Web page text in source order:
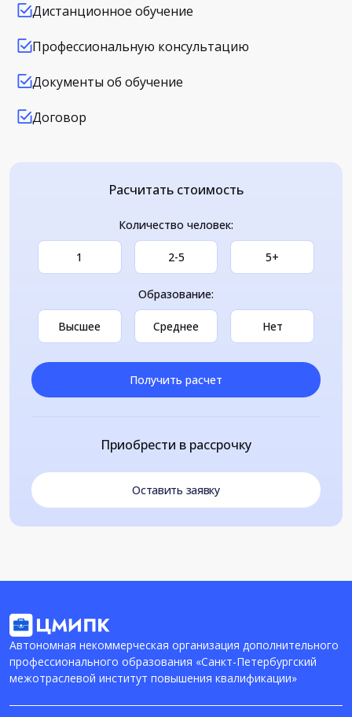
Дистанционное обучение
Профессиональную консультацию
Документы об обучение
Договор
Расчитать стоимость
Количество человек:
1 2-5 5+
Образование:
Высшее Среднее Нет
Получить расчет
Приобрести в рассрочку
Оставить заявку
Автономная некоммерческая организация дополнительного
профессионального образования «Санкт-Петербургский
межотраслевой институт повышения квалификации»